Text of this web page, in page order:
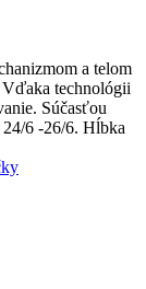
a telom
Vďaka technológii
Súčasťou
6 -26/6. Hĺbka